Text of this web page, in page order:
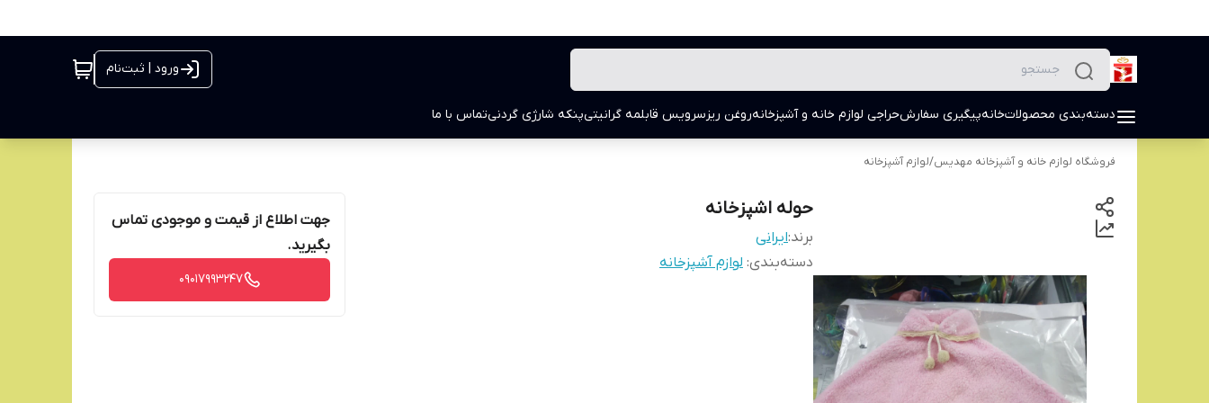
ورود | ثبت‌نام
دسته‌بندی محصولاتخانهپیگیری سفارشحراجی لوازم خانه و آشپزخانهروغن ریزسرویس قابلمه گرانیتیپنکه شارژی گردنیتماس با ما
فروشگاه لوازم خانه و آشپزخانه مهدیس/لوازم آشپزخانه
حوله اشپزخانه
برند:ایرانی
دسته‌بندی: لوازم آشپزخانه
جهت اطلاع از قیمت و موجودی تماس
بگیرید.
09017993247